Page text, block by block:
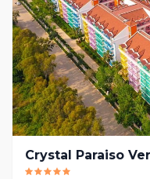
Crystal Paraiso